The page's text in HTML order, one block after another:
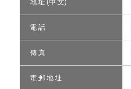
地 址 (中 文)
電 話
傳 真
電 郵 地 址